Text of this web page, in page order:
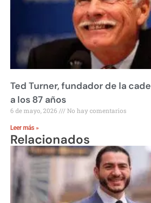
Ted Turner, fundador de la
a los 87 años
6 de mayo, 2026 No hay comentarios
Leer más »
Relacionados